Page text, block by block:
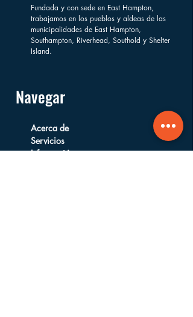
Fundada y con sede en East Hampton,
trabajamos en los pueblos y aldeas de las
municipalidades de East Hampton,
Southampton, Riverhead, Southold y Shelter
Island.
Navegar
Acerca de
Servicios
Información